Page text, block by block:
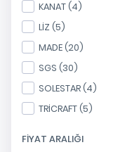
KANAT (4)
LİZ (5)
MADE (20)
SGS (30)
SOLESTAR (4)
TRİCRAFT (5)
FIYAT ARALIĞI